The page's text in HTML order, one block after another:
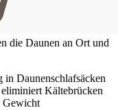
die Daunen an Ort und
Daunenschlafsäcken
Kältebrücken
Gewicht